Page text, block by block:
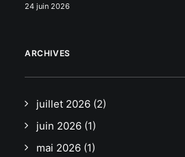
24 juin 2026
ARCHIVES
juillet 2026 (2)
juin 2026 (1)
mai 2026 (1)